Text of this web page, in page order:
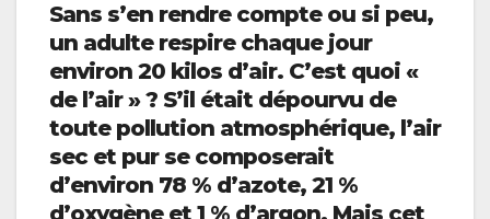
Sans s’en rendre compte ou si peu,
un adulte respire chaque jour
environ 20 kilos d’air. C’est quoi «
de l’air » ? S’il était dépourvu de
toute pollution atmosphérique, l’air
sec et pur se composerait
d’environ 78 % d’azote, 21 %